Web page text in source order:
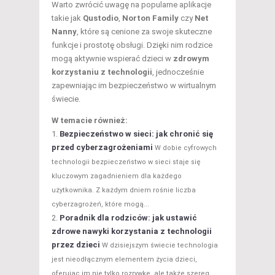
Warto zwrócić uwagę na popularne aplikacje
takie jak Qustodio Norton Family czy Net
Nanny , które są cenione za swoje skuteczne
funkcje i prostotę obsługi. Dzięki nim rodzice
mogą aktywnie wspierać dzieci w zdrowym
korzystaniu z technologii , jednocześnie
zapewniając im bezpieczeństwo w wirtualnym
świecie.
W temacie również:
Bezpieczeństwo w sieci: jak chronić się
przed cyberzagrożeniami W dobie cyfrowych
technologii bezpieczeństwo w sieci staje się
kluczowym zagadnieniem dla każdego
użytkownika. Z każdym dniem rośnie liczba
cyberzagrożeń, które mogą...
Poradnik dla rodziców: jak ustawić
zdrowe nawyki korzystania z technologii
przez dzieci W dzisiejszym świecie technologia
jest nieodłącznym elementem życia dzieci,
oferując im nie tylko rozrywkę, ale także szereg